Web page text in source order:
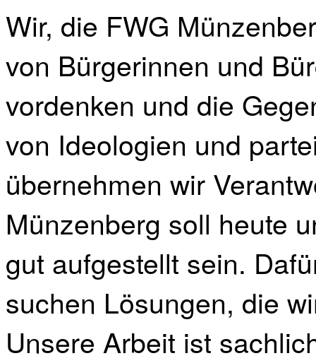
Wir, die FWG
von Bürgerinnen und
vordenken und die
von Ideologien und
übernehmen wir
Münzenberg soll heute
gut aufgestellt sein.
suchen Lösungen, die
Unsere Arbeit ist